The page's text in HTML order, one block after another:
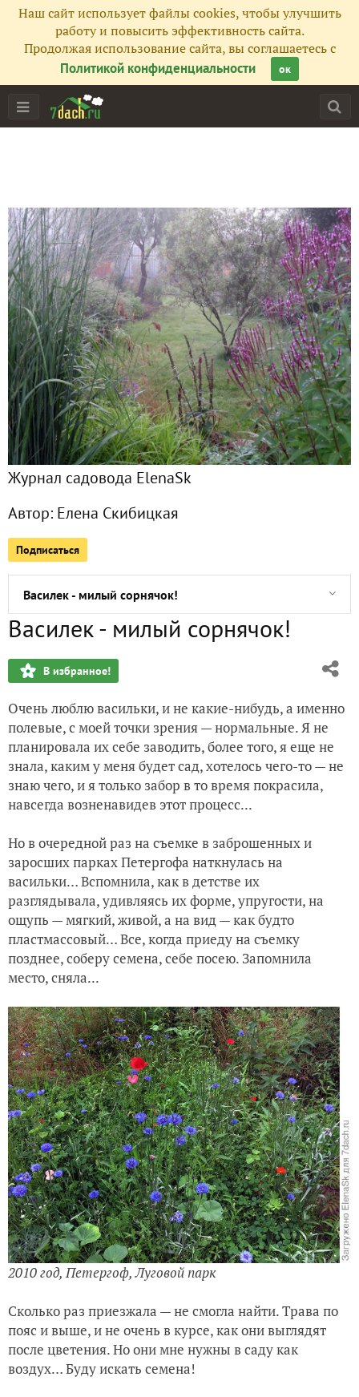
Наш сайт использует файлы cookies, чтобы улучшить
работу и повысить эффективность сайта.
Продолжая использование сайта, вы соглашаетесь с
Политикой конфиденциальности
ок
Журнал садовода ElenaSk
Автор: Елена Скибицкая
Подписаться
Подписчики 148
Все публикации 250
Сейчас обсуждают
С 1 апреля...
Прострелы взошли...
Компост
Попытки увеличить малоуходность сада. Остров на газоне
Штокроза. Мальва: последняя попытка
Василек - милый сорнячок!
Мои эдельвейсы: история, настоящее и надежда на
Монарда
Новые прострелы
Туя - еще одна жертва
Еще о горении хвойных
Василек - милый сорнячок!
В избранное!
Очень люблю васильки, и не какие-нибудь, а именно
полевые, с моей точки зрения — нормальные. Я не
планировала их себе заводить, более того, я еще не
знала, каким у меня будет сад, хотелось чего-то — не
знаю чего, и я только забор в то время покрасила,
навсегда возненавидев этот процесс...
Но в очередной раз на съемке в заброшенных и
заросших парках Петергофа наткнулась на
васильки… Вспомнила, как в детстве их
разглядывала, удивляясь их форме, упругости, на
ощупь — мягкий, живой, а на вид — как будто
пластмассовый… Все, когда приеду на съемку
позднее, соберу семена, себе посею. Запомнила
место, сняла...
2010 год, Петергоф, Луговой парк
Сколько раз приезжала — не смогла найти. Трава по
пояс и выше, и не очень в курсе, как они выглядят
после цветения. Но они мне нужны в саду как
воздух… Буду искать семена!